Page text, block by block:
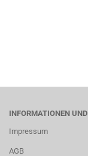
INFORMATIONEN
Impressum
AGB